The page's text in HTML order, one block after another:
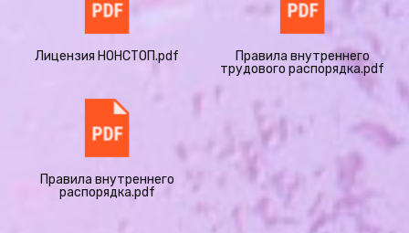
Лицензия НОНСТОП.pdf
Правила внутреннего
трудового распорядка.pdf
Правила внутреннего
распорядка.pdf